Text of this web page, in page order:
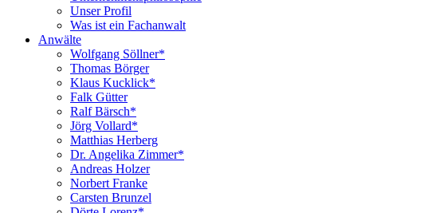
Unser Profil
Was ist ein Fachanwalt
Anwälte
Wolfgang Söllner*
Thomas Börger
Klaus Kucklick*
Falk Gütter
Ralf Bärsch*
Jörg Vollard*
Matthias Herberg
Dr. Angelika Zimmer*
Andreas Holzer
Norbert Franke
Carsten Brunzel